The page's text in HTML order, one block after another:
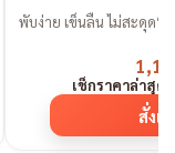
พับง่าย เข็นลื่น ไม่สะดุด“ต้
เช็กราคาล่าสุด
สั่งเ